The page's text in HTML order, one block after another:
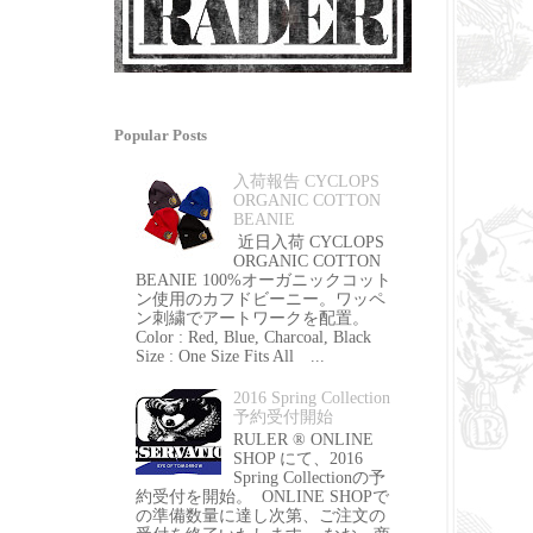
Popular Posts
入荷報告 CYCLOPS
ORGANIC COTTON
BEANIE
近日入荷 CYCLOPS
ORGANIC COTTON
BEANIE 100%オーガニックコット
ン使用のカフドビーニー。ワッペ
ン刺繍でアートワークを配置。
Color : Red, Blue, Charcoal, Black
Size : One Size Fits All ...
2016 Spring Collection
予約受付開始
RULER ® ONLINE
SHOP にて、2016
Spring Collectionの予
約受付を開始。 ONLINE SHOPで
の準備数量に達し次第、ご注文の